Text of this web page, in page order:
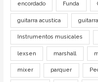
encordado Funda
guitarra acustica
Instrumentos musicales
lexsen marshall
mixer parquer